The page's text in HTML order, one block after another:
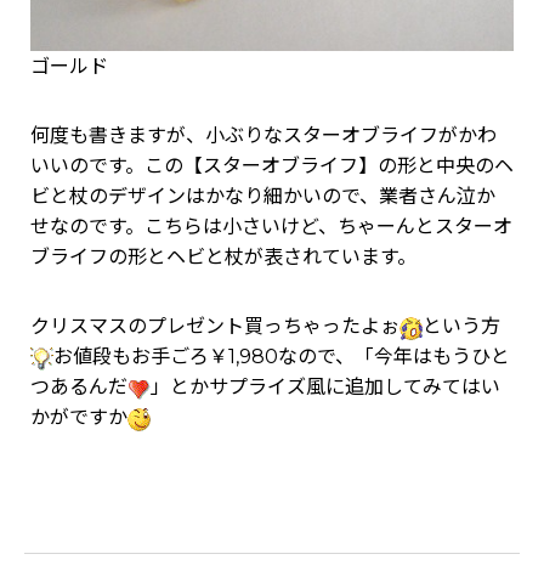
ゴールド
何度も書きますが、小ぶりなスターオブライフがかわ
いいのです。この【スターオブライフ】の形と中央のヘ
ビと杖のデザインはかなり細かいので、業者さん泣か
せなのです。こちらは小さいけど、ちゃーんとスターオ
ブライフの形とヘビと杖が表されています。
クリスマスのプレゼント買っちゃったよぉ
という方
お値段もお手ごろ￥1,980なので、「今年はもうひと
つあるんだ
」とかサプライズ風に追加してみてはい
かがですか